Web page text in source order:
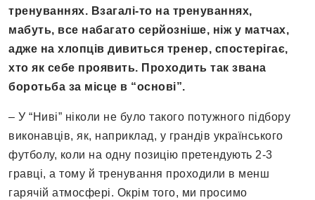
тренуваннях. Взагалі-то на тренуваннях,
мабуть, все набагато серйозніше, ніж у матчах,
адже на хлопців дивиться тренер, спостерігає,
хто як себе проявить. Проходить так звана
боротьба за місце в “основі”.
– У “Ниві” ніколи не було такого потужного підбору
виконавців, як, наприклад, у грандів українського
футболу, коли на одну позицію претендують 2-3
гравці, а тому й тренування проходили в менш
гарячій атмосфері. Окрім того, ми просимо